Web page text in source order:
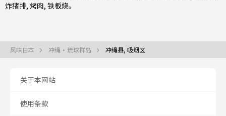
炸猪排, 烤肉, 铁板烧。
风味日本 冲绳・琉球群岛 冲绳县, 吸烟区
关于本网站
使用条款